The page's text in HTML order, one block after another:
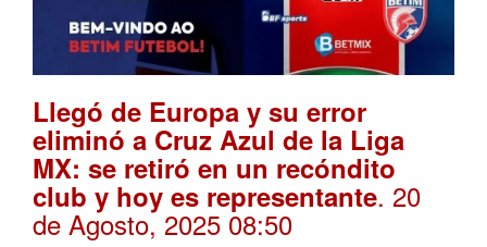
Llegó de Europa y su error
eliminó a Cruz Azul de la Liga
MX: se retiró en un recóndito
club y hoy es representante. 20
de Agosto, 2025 08:50